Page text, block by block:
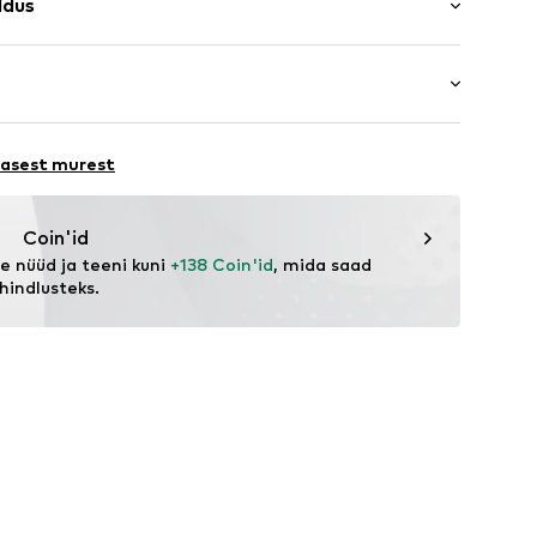
- PES, 22% Viskoos
231
en/
murest
Coin'id
nüüd ja teeni kuni +138 Coin'id, mida saad